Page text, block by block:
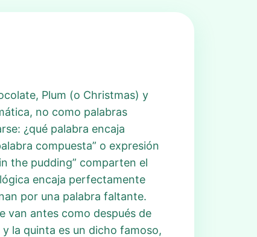
Plum (o Christmas) y
no como palabras
¿qué palabra encaja
compuesta” o expresión
the pudding” comparten el
encaja perfectamente
por una palabra faltante.
van antes como después de
la quinta es un dicho famoso,